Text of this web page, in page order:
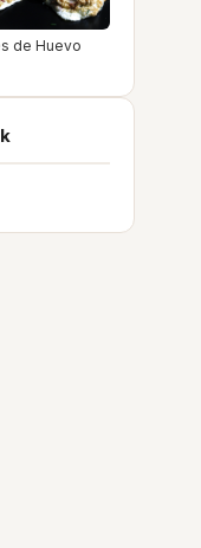
de Huevo